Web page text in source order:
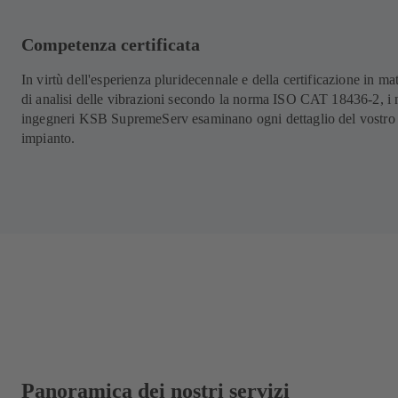
Competenza certificata
In virtù dell'esperienza pluridecennale e della certificazione in
di analisi delle vibrazioni secondo la norma ISO CAT 18436-2, i
ingegneri KSB SupremeServ esaminano ogni dettaglio del vostro
impianto.
Panoramica dei nostri servizi